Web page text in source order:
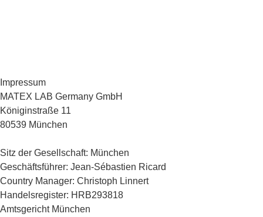
Impressum
MATEX LAB Germany GmbH
Königinstraße 11
80539 München
Sitz der Gesellschaft: München
Geschäftsführer: Jean-Sébastien Ricard
Country Manager: Christoph Linnert
Handelsregister: HRB293818
Amtsgericht München